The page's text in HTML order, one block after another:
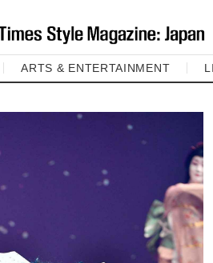
ARTS & ENTERTAINMENT